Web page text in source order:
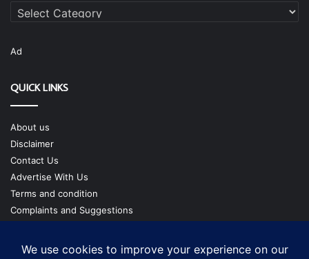
Categories
Ad
QUICK LINKS
About us
Disclaimer
Contact Us
Advertise With Us
Terms and condition
Complaints and Suggestions
Our Team